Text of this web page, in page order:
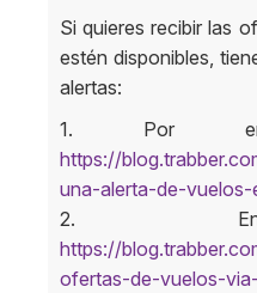
Si quieres recibir las
estén disponibles,
alertas:
1. Por
https://
una-alerta-de-vuelos-
2. En
https://
ofertas-de-vuelos-